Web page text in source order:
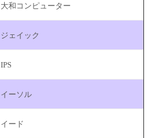
大和コンピューター
ジェイック
IPS
イーソル
イード